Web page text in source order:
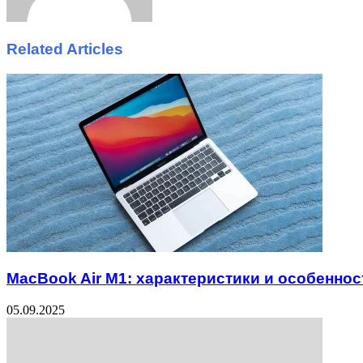
Related Articles
MacBook Air M1: характеристики и
05.09.2025